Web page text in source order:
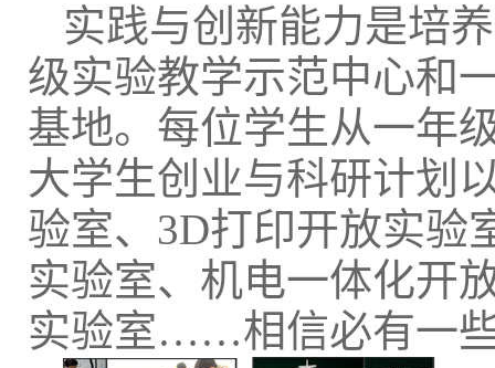
实践与创新能力是培
级实验教学示范中心和
基地。每位学生从一年
大学生创业与科研计划
验室、3D打印开放实验
实验室、机电一体化开
实验室……相信必有一